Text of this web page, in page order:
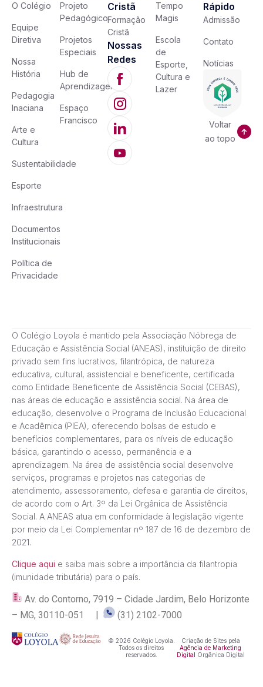
O Colégio
Equipe
Diretiva
Nossa
História
Pedagogia
Inaciana
Arte e
Cultura
Sustentabilidade
Esporte
Infraestrutura
Documentos
Institucionais
Política de
Privacidade
Projeto
Pedagógico
Projetos
Especiais
Hub de
Aprendizagem
Espaço
Francisco
Cristã
Formação
Cristã
Nossas
Redes
Tempo
Magis
Escola
de
Esporte,
Cultura e
Lazer
Rápido
Admissão
Contato
Notícias
Voltar
ao topo
O Colégio Loyola é mantido pela Associação Nóbrega de
Educação e Assistência Social (ANEAS), instituição de direito
privado sem fins lucrativos, filantrópica, de natureza
educativa, cultural, assistencial e beneficente, certificada
como Entidade Beneficente de Assistência Social (CEBAS),
nas áreas de educação e assistência social. Na área de
educação, desenvolve o Programa de Inclusão Educacional
e Acadêmica (PIEA), oferecendo bolsas de estudo e
benefícios complementares, para os níveis de educação
básica, garantindo o acesso, permanência e a
aprendizagem. Na área de assistência social desenvolve
serviços, programas e projetos nas categorias de
atendimento, assessoramento, defesa e garantia de direitos,
de acordo com o Art. 3º da Lei Orgânica de Assistência
Social. A ANEAS atua em conformidade à legislação vigente
por meio da Lei Complementar nº 187 de 16 de dezembro de
2021.
Clique aqui e saiba mais sobre a importância da filantropia
(imunidade tributária) para o país.
Av. do Contorno, 7919 – Cidade Jardim, Belo Horizonte
– MG, 30110-051 |
(31) 2102-7000
© 2026 Colégio Loyola.
Todos os direitos
reservados.
Criação de Sites pela
Agência de Marketing
Digital Orgânica Digital